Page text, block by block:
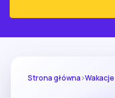
Strona główna›Wakacje